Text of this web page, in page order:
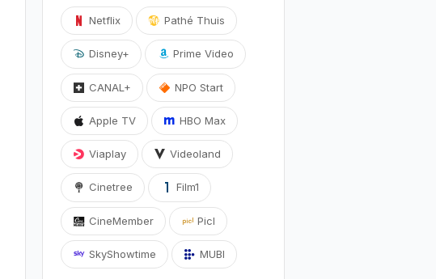
Netflix Pathé Thuis
Disney+ Prime Video
CANAL+ NPO Start
Apple TV HBO Max
Viaplay Videoland
Cinetree Film1
CineMember Picl
SkyShowtime MUBI